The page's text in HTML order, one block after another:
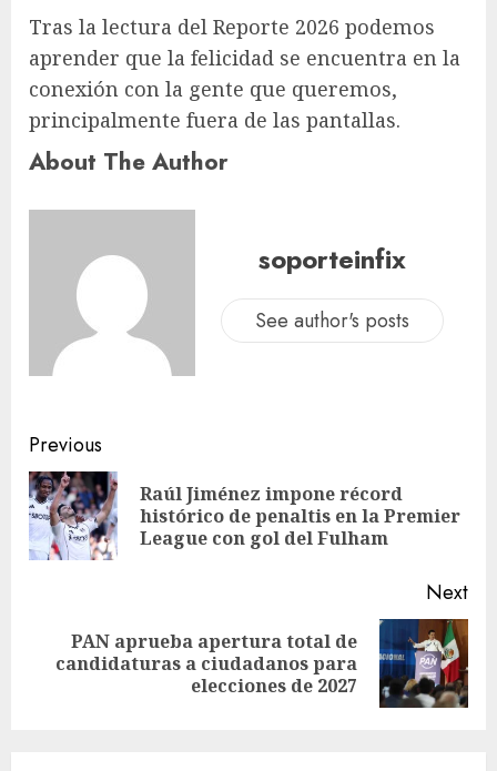
Tras la lectura del Reporte 2026 podemos
aprender que la felicidad se encuentra en la
conexión con la gente que queremos,
principalmente fuera de las pantallas.
About The Author
soporteinfix
See author's posts
Previous
Raúl Jiménez impone récord
histórico de penaltis en la Premier
League con gol del Fulham
Next
PAN aprueba apertura total de
candidaturas a ciudadanos para
elecciones de 2027